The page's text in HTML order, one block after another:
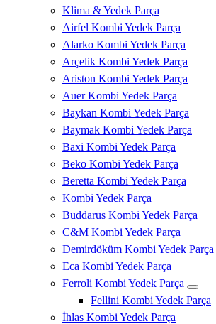
Klima & Yedek Parça
Airfel Kombi Yedek Parça
Alarko Kombi Yedek Parça
Arçelik Kombi Yedek Parça
Ariston Kombi Yedek Parça
Auer Kombi Yedek Parça
Baykan Kombi Yedek Parça
Baymak Kombi Yedek Parça
Baxi Kombi Yedek Parça
Beko Kombi Yedek Parça
Beretta Kombi Yedek Parça
Kombi Yedek Parça
Buddarus Kombi Yedek Parça
C&M Kombi Yedek Parça
Demirdöküm Kombi Yedek Parça
Eca Kombi Yedek Parça
Ferroli Kombi Yedek Parça
Fellini Kombi Yedek Parça
İhlas Kombi Yedek Parça